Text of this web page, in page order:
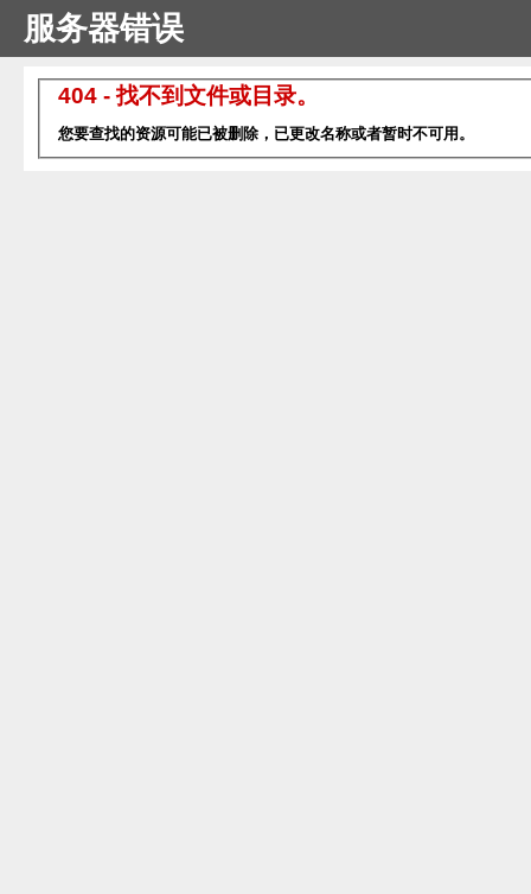
服务器错误
404 - 找不到文件或目录。
您要查找的资源可能已被删除，已更改名称或者暂时不可用。